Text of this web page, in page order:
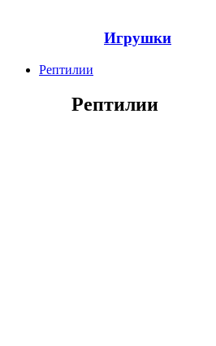
Игрушки
Рептилии
Рептилии